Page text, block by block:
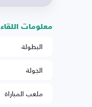
معلومات اللقاء
البطولة
الجولة
ملعب المباراة